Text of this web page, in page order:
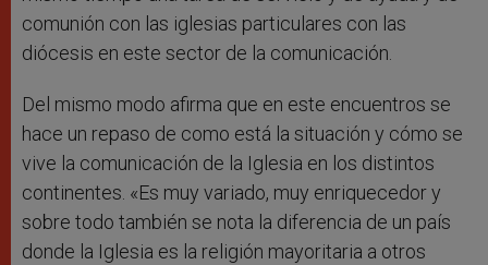
comunión con las iglesias particulares con las
diócesis en este sector de la comunicación.
Del mismo modo afirma que en este encuentros se
hace un repaso de como está la situación y cómo se
vive la comunicación de la Iglesia en los distintos
continentes. «Es muy variado, muy enriquecedor y
sobre todo también se nota la diferencia de un país
donde la Iglesia es la religión mayoritaria a otros